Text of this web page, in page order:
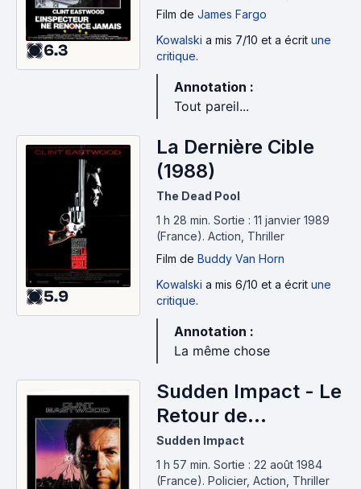
6.3
Film de James Fargo
Kowalski a mis 7/10 et a écrit une
critique.
Annotation :
Tout pareil...
5.9
La Dernière Cible
(1988)
The Dead Pool
1 h 28 min. Sortie : 11 janvier 1989
(France). Action, Thriller
Film de Buddy Van Horn
Kowalski a mis 6/10 et a écrit une
critique.
Annotation :
La même chose
Sudden Impact - Le
Retour de
l'inspecteur Harry
(1983)
Sudden Impact
1 h 57 min. Sortie : 22 août 1984
(France). Policier, Action, Thriller